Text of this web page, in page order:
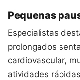
Pequenas
Especialistas
prolongados
cardiovascular,
atividades